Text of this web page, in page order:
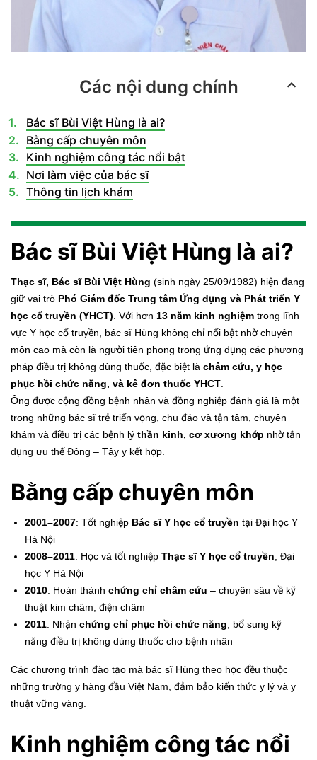
Các nội dung chính
Bác sĩ Bùi Việt Hùng là ai?
Bằng cấp chuyên môn
Kinh nghiệm công tác nổi bật
Nơi làm việc của bác sĩ
Thông tin lịch khám
Bác sĩ Bùi Việt Hùng là ai?
Thạc sĩ, Bác sĩ Bùi Việt Hùng (sinh ngày 25/09/1982) hiện đang
giữ vai trò Phó Giám đốc Trung tâm Ứng dụng và Phát triển Y
học cổ truyền (YHCT) . Với hơn 13 năm kinh nghiệm trong lĩnh
vực Y học cổ truyền, bác sĩ Hùng không chỉ nổi bật nhờ chuyên
môn cao mà còn là người tiên phong trong ứng dụng các phương
pháp điều trị không dùng thuốc, đặc biệt là châm cứu, y học
phục hồi chức năng, và kê đơn thuốc YHCT
Ông được cộng đồng bệnh nhân và đồng nghiệp đánh giá là một
trong những bác sĩ trẻ triển vọng, chu đáo và tận tâm, chuyên
khám và điều trị các bệnh lý thần kinh, cơ xương khớp nhờ tận
dụng ưu thế Đông – Tây y kết hợp.
Bằng cấp chuyên môn
2001–2007: Tốt nghiệp Bác sĩ Y học cổ truyền tại Đại học Y
Hà Nội
2008–2011: Học và tốt nghiệp Thạc sĩ Y học cổ truyền , Đại
học Y Hà Nội
2010: Hoàn thành chứng chỉ châm cứu – chuyên sâu về kỹ
thuật kim châm, điện châm
2011: Nhận chứng chỉ phục hồi chức năng , bổ sung kỹ
năng điều trị không dùng thuốc cho bệnh nhân
Các chương trình đào tạo mà bác sĩ Hùng theo học đều thuộc
những trường y hàng đầu Việt Nam, đảm bảo kiến thức y lý và y
thuật vững vàng.
Kinh nghiệm công tác nổi